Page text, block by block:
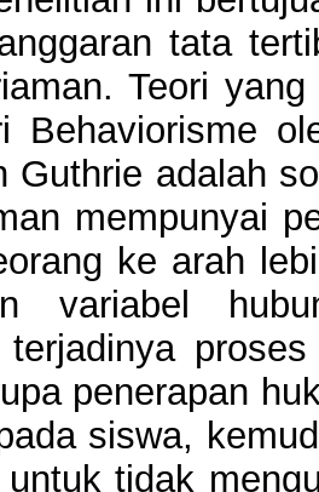
tata
Teori
Behaviorisme
Guthrie adalah
mempunyai
ke arah
variabel
terjadinya
penerapan
siswa,
tidak